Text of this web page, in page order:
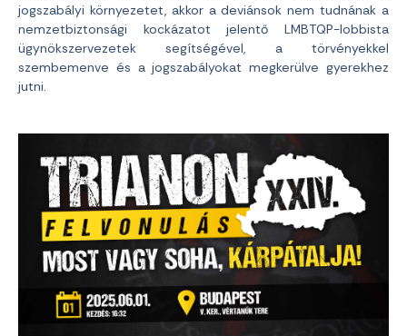
jogszabályi környezetet, akkor a deviánsok nem tudnának a
nemzetbiztonsági kockázatot jelentő LMBTQP-lobbista
ügynökszervezetek segítségével, a törvényekkel
szembemenve és a jogszabályokat megkerülve gyerekhez
jutni.